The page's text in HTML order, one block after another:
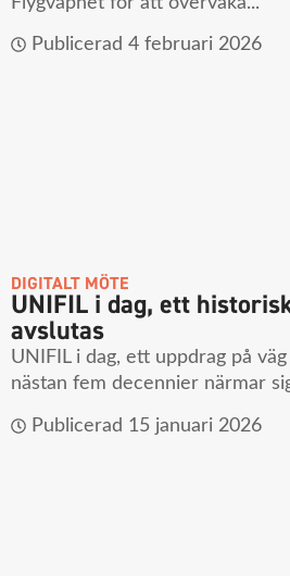
Publicerad 4 februari 2026
DIGITALT MÖTE
UNIFIL i dag, ett
avslutas
UNIFIL i dag, ett uppdrag på
nästan fem decennier närmar
Publicerad 15 januari 2026